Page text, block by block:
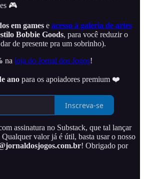
🎮
em games e acesso à galeria de artes
Bobbie Goods, para você reduzir o
de presente pra um sobrinho).
na loja do Jornal dos Jogos!
ano para os apoiadores premium ❤️
Inscreva-se
assinatura no Substack, que tal lançar
Qualquer valor já é útil, basta usar o nosso
! Obrigado por